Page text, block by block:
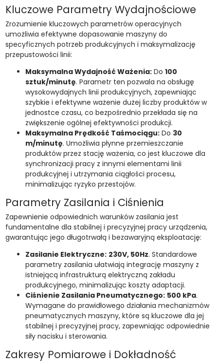
Kluczowe Parametry Wydajnościowe
Zrozumienie kluczowych parametrów operacyjnych
umożliwia efektywne dopasowanie maszyny do
specyficznych potrzeb produkcyjnych i maksymalizację
przepustowości linii:
Maksymalna Wydajność Ważenia:Do 100
sztuk/minutę. Parametr ten pozwala na obsługę
wysokowydajnych linii produkcyjnych, zapewniając
szybkie i efektywne ważenie dużej liczby produktów w
jednostce czasu, co bezpośrednio przekłada się na
zwiększenie ogólnej efektywności produkcji.
Maksymalna Prędkość Taśmociągu:Do 30
m/minutę. Umożliwia płynne przemieszczanie
produktów przez stację ważenia, co jest kluczowe dla
synchronizacji pracy z innymi elementami linii
produkcyjnej i utrzymania ciągłości procesu,
minimalizując ryzyko przestojów.
Parametry Zasilania i Ciśnienia
Zapewnienie odpowiednich warunków zasilania jest
fundamentalne dla stabilnej i precyzyjnej pracy urządzenia,
gwarantując jego długotrwałą i bezawaryjną eksploatację:
Zasilanie Elektryczne: 230V, 50Hz. Standardowe
parametry zasilania ułatwiają integrację maszyny z
istniejącą infrastrukturą elektryczną zakładu
produkcyjnego, minimalizując koszty adaptacji.
Ciśnienie Zasilania Pneumatycznego: 500 kPa.
Wymagane do prawidłowego działania mechanizmów
pneumatycznych maszyny, które są kluczowe dla jej
stabilnej i precyzyjnej pracy, zapewniając odpowiednie
siły nacisku i sterowania.
Zakresy Pomiarowe i Dokładność